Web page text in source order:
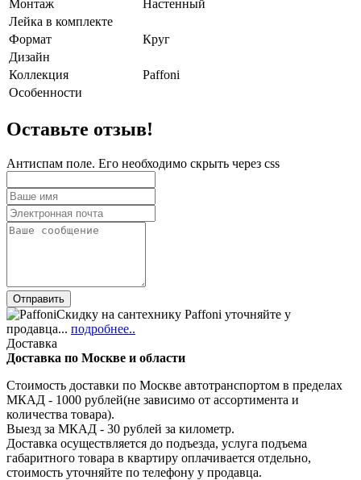
Монтаж
Настенный
Лейка в комплекте
Формат
Круг
Дизайн
Коллекция
Paffoni
Особенности
Оставьте отзыв!
Антиспам поле. Его необходимо скрыть через css
Скидку на сантехнику Paffoni уточняйте у
продавца... подробнее..
Доставка
Доставка по Москве и области
Стоимость доставки по Москве автотранспортом в пределах
МКАД - 1000 рублей(не зависимо от ассортимента и
количества товара).
Выезд за МКАД - 30 рублей за километр.
Доставка осуществляется до подъезда, услуга подъема
габаритного товара в квартиру оплачивается отдельно,
стоимость уточняйте по телефону у продавца.